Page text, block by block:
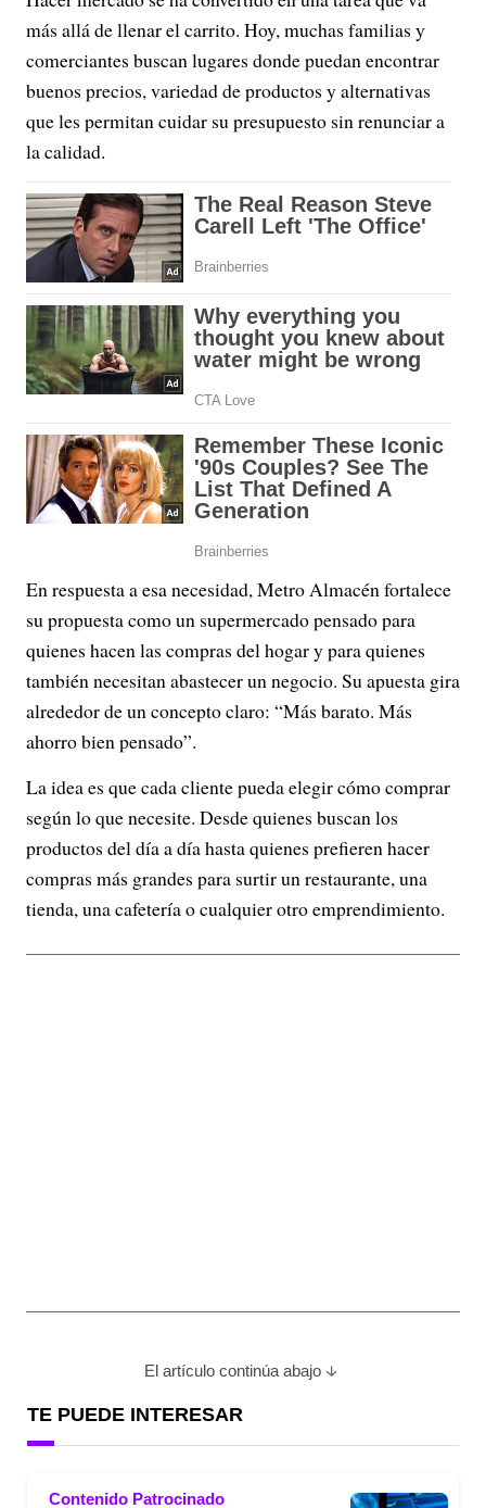
más allá de llenar el carrito. Hoy, muchas familias y
comerciantes buscan lugares donde puedan encontrar
buenos precios, variedad de productos y alternativas
que les permitan cuidar su presupuesto sin renunciar a
la calidad.
En respuesta a esa necesidad, Metro Almacén fortalece
su propuesta como un supermercado pensado para
quienes hacen las compras del hogar y para quienes
también necesitan abastecer un negocio. Su apuesta gira
alrededor de un concepto claro: “Más barato. Más
ahorro bien pensado”.
La idea es que cada cliente pueda elegir cómo comprar
según lo que necesite. Desde quienes buscan los
productos del día a día hasta quienes prefieren hacer
compras más grandes para surtir un restaurante, una
tienda, una cafetería o cualquier otro emprendimiento.
El artículo continúa abajo
TE PUEDE INTERESAR
Contenido Patrocinado